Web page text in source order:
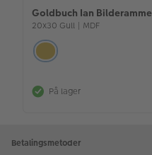
Goldbuch Ian Bilderamme
20x30 Gull | MDF
På lager
Betalingsmetoder